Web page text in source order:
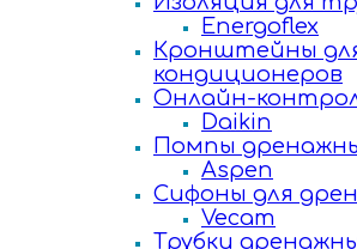
Energoflex
Кронштейны
кондиционеров
Онлайн-
Daikin
Помпы
Aspen
Сифоны для
Vecam
Трубки